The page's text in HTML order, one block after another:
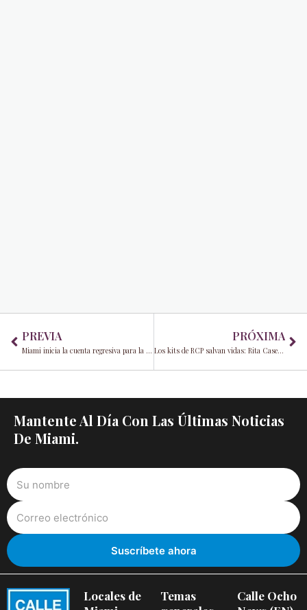
PREVIA
Miami inicia la cuenta regresiva para la Copa Mundial de la FIFA 2026™ con una celebración repleta de estrellas
PRÓXIMA
Los kits de RCP salvan vidas: Rita Case y Asociación Americana del Corazón lideran la carga
Mantente Al Día Con Las Últimas Noticias
De Miami.
Locales de
Temas
Calle Ocho